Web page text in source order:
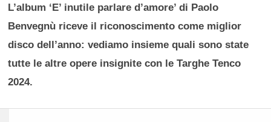
L’album ‘E’ inutile parlare d’amore’ di Paolo
Benvegnù riceve il riconoscimento come miglior
disco dell’anno: vediamo insieme quali sono state
tutte le altre opere insignite con le Targhe Tenco
2024.